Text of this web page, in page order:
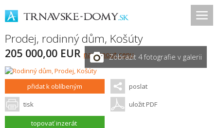
Prodej, rodinný dům, Košúty
205 000,00 EUR navrhnout cenuZobrazit 4 fotografie v galerii
přidat k oblíbeným poslat
tisk uložit PDF
topovať inzerát